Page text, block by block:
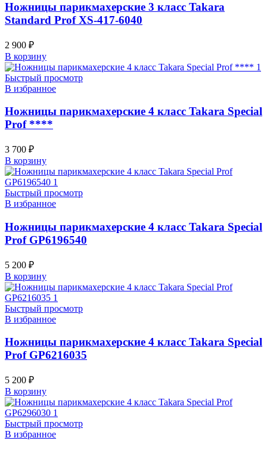
Ножницы парикмахерские 3 класс Takara
Standard Prof XS-417-6040
2 900 ₽
В корзину
Быстрый просмотр
В избранное
Ножницы парикмахерские 4 класс Takara Special
Prof ****
3 700 ₽
В корзину
Быстрый просмотр
В избранное
Ножницы парикмахерские 4 класс Takara Special
Prof GP6196540
5 200 ₽
В корзину
Быстрый просмотр
В избранное
Ножницы парикмахерские 4 класс Takara Special
Prof GP6216035
5 200 ₽
В корзину
Быстрый просмотр
В избранное